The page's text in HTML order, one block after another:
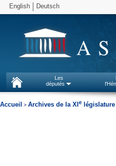
English Deutsch
Les
députés
Accueil > Archives de la XI e législature